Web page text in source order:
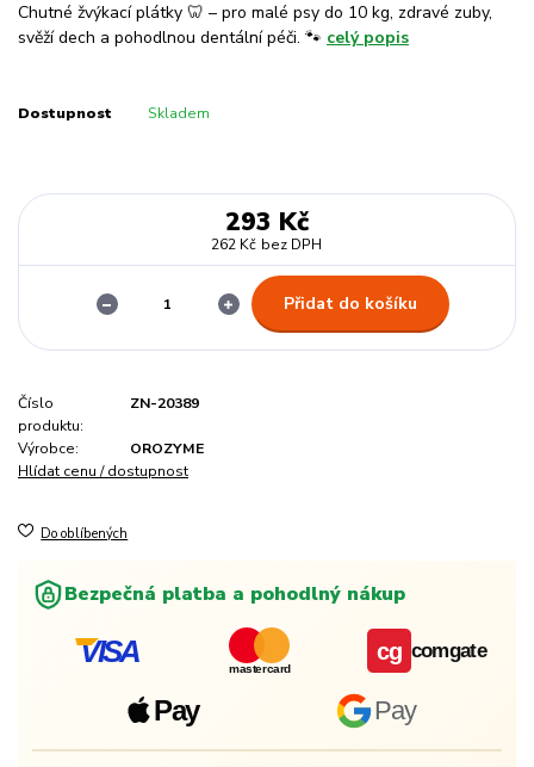
Chutné žvýkací plátky 🦷 – pro malé psy do 10 kg, zdravé zuby,
svěží dech a pohodlnou dentální péči. 🐾 celý popis
Dostupnost Skladem
293 Kč
262 Kč bez DPH
Přidat do košíku
Číslo
produktu:
ZN-20389
Výrobce:
OROZYME
Hlídat cenu / dostupnost
Do oblíbených
Bezpečná platba a pohodlný nákup
VISA mastercard
Pay Pay
cg comgate